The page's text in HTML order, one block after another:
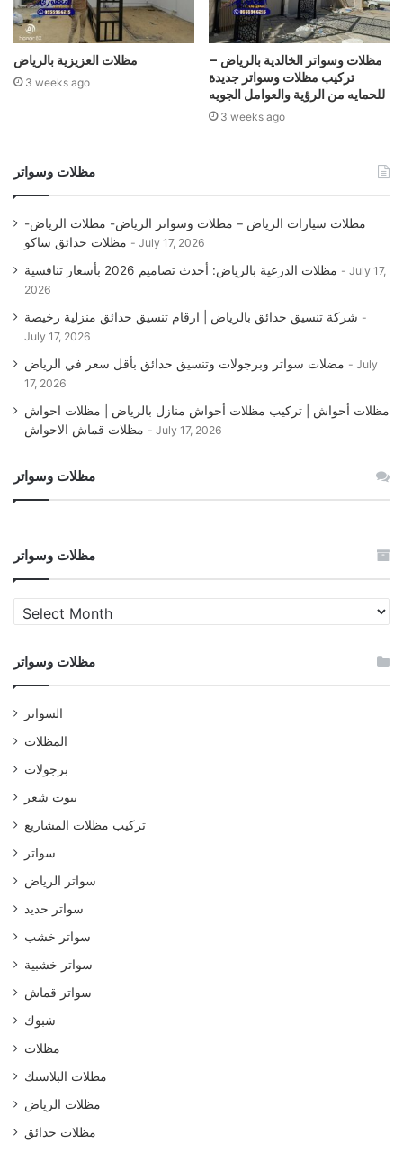
مظلات العزيزية بالرياض
3 weeks ago
مظلات وسواتر الخالدية بالرياض –
تركيب مظلات وسواتر جديدة
للحمايه من الرؤية والعوامل الجويه
3 weeks ago
مظلات وسواتر
مظلات سيارات الرياض – مظلات وسواتر الرياض- مظلات الرياض-
مظلات حدائق ساكو
July 17, 2026
مظلات الدرعية بالرياض: أحدث تصاميم 2026 بأسعار تنافسية
July 17,
2026
شركة تنسيق حدائق بالرياض | ارقام تنسيق حدائق منزلية رخيصة
July 17, 2026
مضلات سواتر وبرجولات وتنسيق حدائق بأقل سعر في الرياض
July
17, 2026
مظلات أحواش | تركيب مظلات أحواش منازل بالرياض | مظلات احواش
مظلات قماش الاحواش
July 17, 2026
مظلات وسواتر
مظلات وسواتر
مظلات
وسواتر
مظلات وسواتر
السواتر
المظلات
برجولات
بيوت شعر
تركيب مظلات المشاريع
سواتر
سواتر الرياض
سواتر حديد
سواتر خشب
سواتر خشبية
سواتر قماش
شبوك
مظلات
مظلات البلاستك
مظلات الرياض
مظلات حدائق